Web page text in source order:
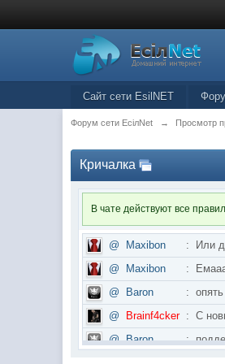
Сайт сети EsilNET
Форум сети EciлNet → Просмотр
Кричалка
В чате действуют все
@ Maxibon :
Или
@
Maxibon :
@
Baron :
@
Brainf4cker :
С
@
Baron :